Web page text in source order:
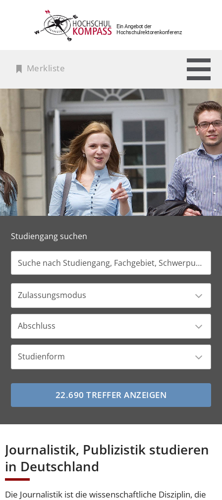
Ein Angebot der
Hochschulrektorenkonferenz
Merkliste
Studiengang suchen
Zulassungsmodus
Abschluss
Studienform
Journalistik, Publizistik studieren
in Deutschland
Die Journalistik ist die wissenschaftliche Disziplin, die